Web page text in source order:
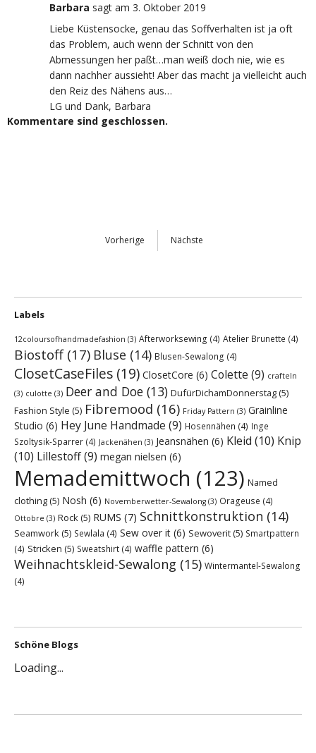
Barbara sagt am 3. Oktober 2019
Liebe Küstensocke, genau das Soffverhalten ist ja oft
das Problem, auch wenn der Schnitt von den
Abmessungen her paßt…man weiß doch nie, wie es
dann nachher aussieht! Aber das macht ja vielleicht auch
den Reiz des Nähens aus…
LG und Dank, Barbara
Kommentare sind geschlossen.
Vorherige Nächste
Labels
12coloursofhandmadefashion (3) Afterworksewing (4) Atelier Brunette (4)
Biostoff(17) Bluse (14) Blusen-Sewalong (4)
ClosetCaseFiles (19) ClosetCore (6) Colette (9) crafteln
(3) culotte (3) Deer and Doe (13) DufürDichamDonnerstag (5)
Fashion Style (5) Fibremood (16) Friday Pattern (3) Grainline
Studio (6) Hey June Handmade (9) Hosennähen (4) Inge
Szoltysik-Sparrer (4) Jackenähen (3) Jeansnähen (6) Kleid (10) Knip
(10) Lillestoff(9) megan nielsen (6)
Memademittwoch (123) Named
clothing (5) Nosh (6) Novemberwetter-Sewalong (3) Orageuse (4)
Ottobre (3) Rock (5) RUMS (7) Schnittkonstruktion (14)
Seamwork (5) Sewlala (4) Sew over it (6) Sewoverit (5) Smartpattern
(4) Stricken (5) Sweatshirt (4) waffle pattern (6)
Weihnachtskleid-Sewalong (15) Wintermantel-Sewalong
(4)
Schöne Blogs
Loading...